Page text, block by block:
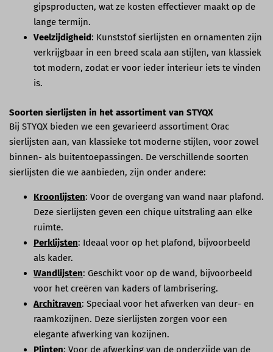
gipsproducten, wat ze kosten effectiever maakt op de
lange termijn.
Veelzijdigheid: Kunststof sierlijsten en ornamenten zijn
verkrijgbaar in een breed scala aan stijlen, van klassiek
tot modern, zodat er voor ieder interieur iets te vinden
is.
Soorten sierlijsten in het assortiment van STYQX
Bij STYQX bieden we een gevarieerd assortiment Orac
sierlijsten aan, van klassieke tot moderne stijlen, voor zowel
binnen- als buitentoepassingen. De verschillende soorten
sierlijsten die we aanbieden, zijn onder andere:
Kroonlijsten: Voor de overgang van wand naar plafond.
Deze sierlijsten geven een chique uitstraling aan elke
ruimte.
Perklijsten: Ideaal voor op het plafond, bijvoorbeeld
als kader.
Wandlijsten: Geschikt voor op de wand, bijvoorbeeld
voor het creëren van kaders of lambrisering.
Architraven: Speciaal voor het afwerken van deur- en
raamkozijnen. Deze sierlijsten zorgen voor een
elegante afwerking van kozijnen.
Plinten: Voor de afwerking van de onderzijde van de